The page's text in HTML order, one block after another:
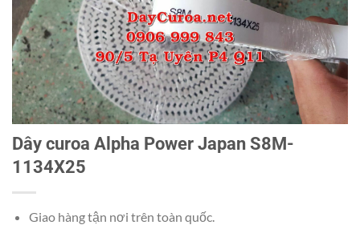
Dây curoa Alpha Power Japan S8M-
1134X25
Giao hàng tận nơi trên toàn quốc.